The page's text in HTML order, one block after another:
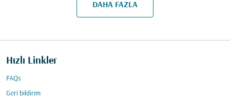
DAHA FAZLA
Hızlı Linkler
FAQs
Geri bildirim